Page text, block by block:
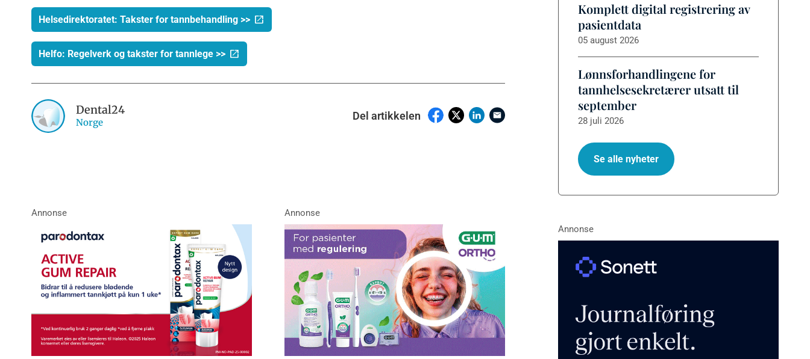
Helsedirektoratet: Takster for tannbehandling >>
Helfo: Regelverk og takster for tannlege >>
Dental24
Norge
Del artikkelen
Komplett digital registrering av
pasientdata
05 august 2026
Lønnsforhandlingene for
tannhelsesekretærer utsatt til
september
28 juli 2026
Se alle nyheter